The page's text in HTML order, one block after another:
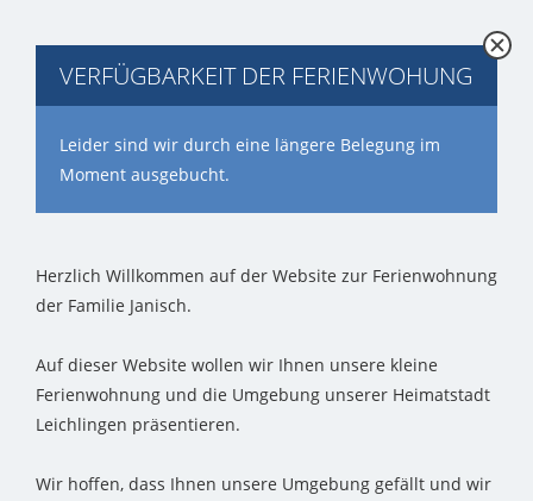
VERFÜGBARKEIT DER FERIENWOHUNG
Leider sind wir durch eine längere Belegung im
Moment ausgebucht.
Herzlich Willkommen auf der Website zur Ferienwohnung
der Familie Janisch.
Auf dieser Website wollen wir Ihnen unsere kleine
Ferienwohnung und die Umgebung unserer Heimatstadt
Leichlingen präsentieren.
Wir hoffen, dass Ihnen unsere Umgebung gefällt und wir